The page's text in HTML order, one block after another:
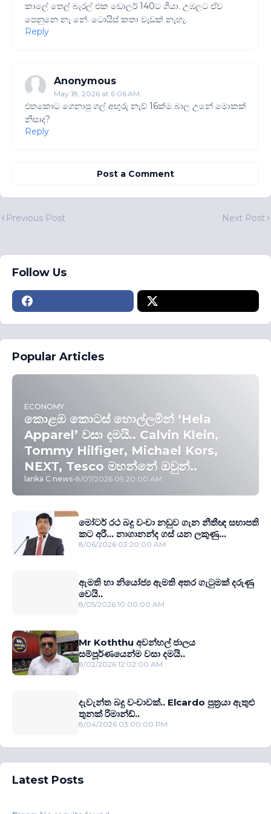
කාලේ තෙල් බැරල් එක ඩොලර් 140ට ගියා. උඹලට ඒව
පෙනුනෙ නෑ නේ. ටොයිස් කතා වැඩක් නැහැ.
Reply
Anonymous
May 18, 2026 at 6:06 AM
එතකොට ගෙනාපු ගල් අඟුරු නැව් 16ක්ම බාල උනේ මොකක්
නිසාද?
Reply
Post a Comment
Previous Post Next Post
Follow Us
Popular Articles
ECONOMY
කොළඹ කොටස් හොල්ලමින් ‘Hela
Apparel’ වසා දමයි.. Calvin Klein,
Tommy Hilfiger, Michael Kors,
NEXT, Tesco මහන්නේ ඔවුන්..
lanka C news-8/07/2026 09:20:00 AM
මෝටර් රථ බදු වංචා නඩුව ගැන නීතීඥ සභාපති
කට අරී... නාගානන්ද ගස් යන ලකුණු...
8/06/2026 03:20:00 AM
ඇමති හා නියෝජ්‍ය ඇමති අතර ගැටුමක් දරුණු
වෙයි..
8/05/2026 10:00:00 AM
Mr Koththu අවන්හල් ජාලය
සම්පූර්ණයෙන්ම වසා දමයි..
8/02/2026 12:02:00 AM
දැවැන්ත බදු වංචාවක්.. Elcardo පුත‍්‍රයා ඇතුළු
තුනක් රිමාන්ඩ්..
8/04/2026 03:00:00 PM
Latest Posts